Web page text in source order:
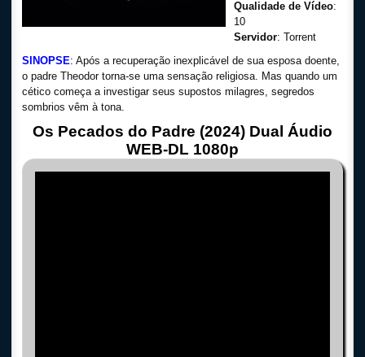
Qualidade de Vídeo:
10
Servidor: Torrent
SINOPSE: Após a recuperação inexplicável de sua esposa doente,
o padre Theodor torna-se uma sensação religiosa. Mas quando um
cético começa a investigar seus supostos milagres, segredos
sombrios vêm à tona.
Os Pecados do Padre (2024) Dual Áudio
WEB-DL 1080p